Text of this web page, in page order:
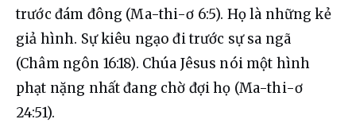
trước đám đông (Ma-thi-ơ 6:5). Họ là những kẻ
giả hình. Sự kiêu ngạo đi trước sự sa ngã
(Châm ngôn 16:18). Chúa Jêsus nói một hình
phạt nặng nhất đang chờ đợi họ (Ma-thi-ơ
24:51).